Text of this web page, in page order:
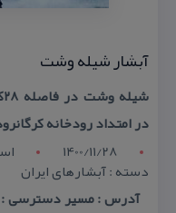
آبشار شیله وشت
در امتداد رودخانه
1400/11/28
دسته : آبشارهای ایران
آدرس : مسیر دسترسی :